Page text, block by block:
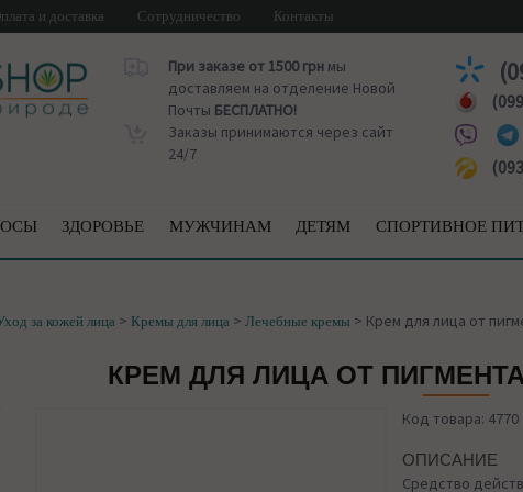
и доставка Сотрудничество Контакты
При заказе от 1500 грнмы
доставляем на отделение Новой
Почты БЕСПЛАТНО!
Заказы принимаются через сайт
24/7
ЗДОРОВЬЕ МУЖЧИНАМ ДЕТЯМ СПОРТИВНОЕ
за кожей лица > Кремы для лица > Лечебные кремы > Крем для лица от
КРЕМ ДЛЯ ЛИЦА ОТ
Код товара: 4770
ОПИСАНИЕ
Средство